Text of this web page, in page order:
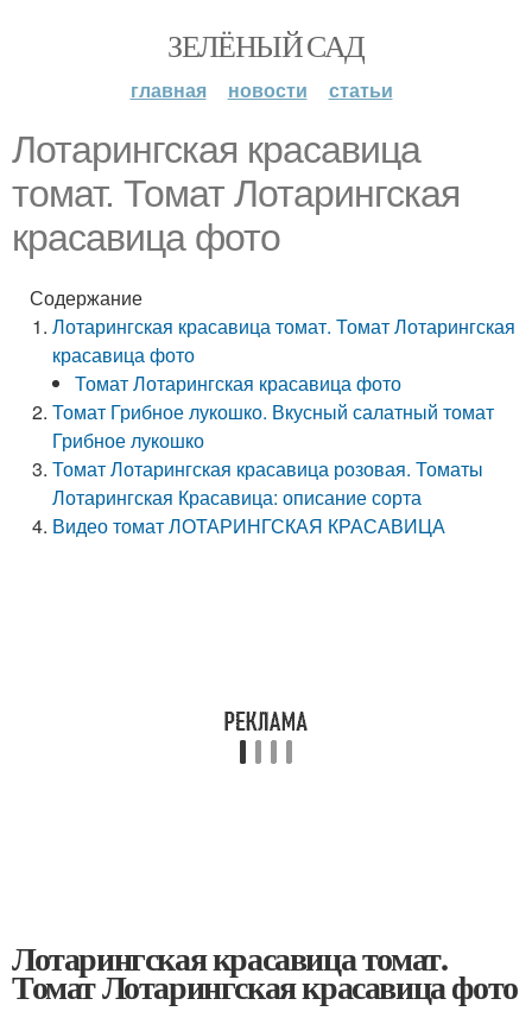
ЗЕЛЁНЫЙ САД
главная новости статьи
Лотарингская красавица
томат. Томат Лотарингская
красавица фото
Содержание
Лотарингская красавица томат. Томат Лотарингская
красавица фото
Томат Лотарингская красавица фото
Томат Грибное лукошко. Вкусный салатный томат
Грибное лукошко
Томат Лотарингская красавица розовая. Томаты
Лотарингская Красавица: описание сорта
Видео томат ЛОТАРИНГСКАЯ КРАСАВИЦА
Лотарингская красавица томат.
Томат Лотарингская красавица фото